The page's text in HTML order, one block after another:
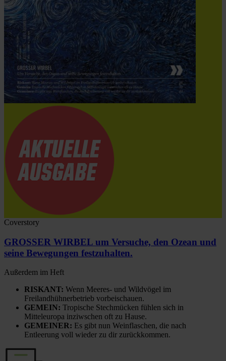
Coverstory
GROSSER WIRBEL um Versuche, den Ozean und
seine Bewegungen festzuhalten.
Außerdem im Heft
RISKANT: Wenn Meeres- und Wildvögel im
Freilandhühnerbetrieb vorbeischauen.
GEMEIN: Tropische Stechmücken fühlen sich in
Mitteleuropa inziwschen oft zu Hause.
GEMEINER: Es gibt nun Weinflaschen, die nach
Entleerung voll wieder zu dir zurückkommen.